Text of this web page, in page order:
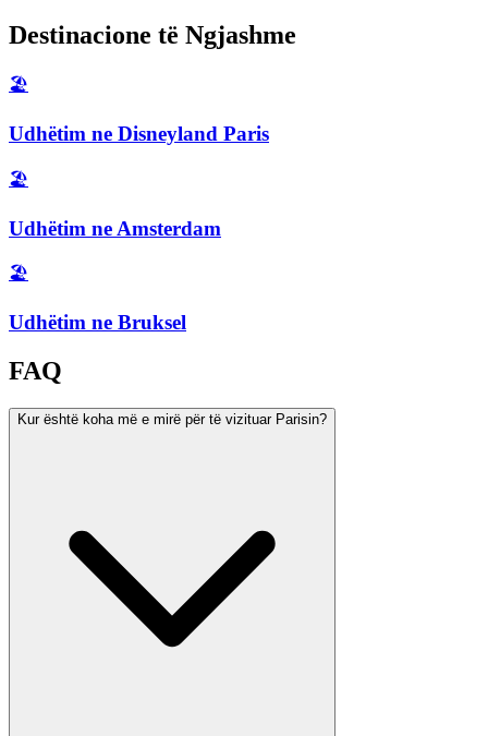
Destinacione të Ngjashme
🏖️
Udhëtim ne Disneyland Paris
🏖️
Udhëtim ne Amsterdam
🏖️
Udhëtim ne Bruksel
FAQ
Kur është koha më e mirë për të vizituar Parisin?